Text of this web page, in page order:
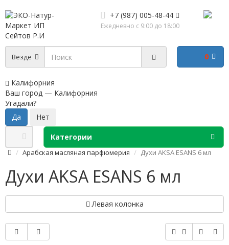
+7 (987) 005-48-44
Ежедневно с 9:00 до 18:00
Везде
Калифорния
Ваш город — Калифорния
Угадали?
0
Категории
Арабская масляная парфюмерия Духи AKSA ESANS 6 мл
Духи AKSA ESANS 6 мл
Левая колонка